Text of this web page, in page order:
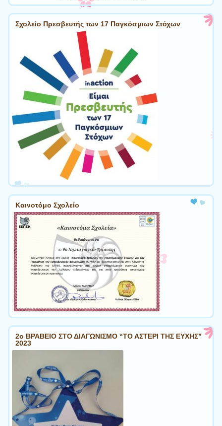
Σχολείο Πρεσβευτής των 17 Παγκόσμιων Στόχων
Καινοτόμο Σχολείο
2ο ΒΡΑΒΕΙΟ ΣΤΟ ΔΙΑΓΩΝΙΣΜΟ “ΤΟ ΑΣΤΕΡΙ ΤΗΣ ΕΥΧΗΣ”
2023